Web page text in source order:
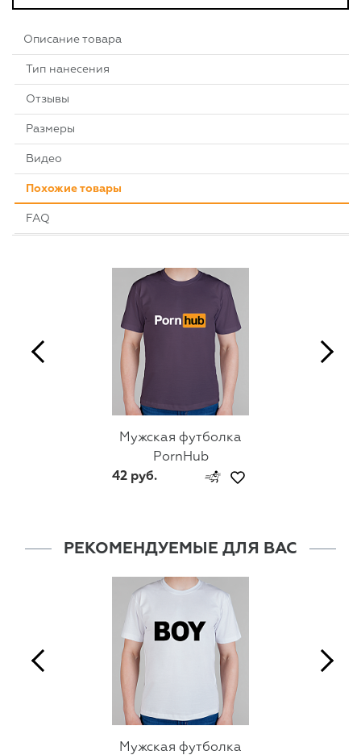
Описание товара
Тип нанесения
Отзывы
Размеры
Видео
Похожие товары
FAQ
Мужская футболка
PornHub
42 руб.
РЕКОМЕНДУЕМЫЕ ДЛЯ ВАС
Мужская футболка